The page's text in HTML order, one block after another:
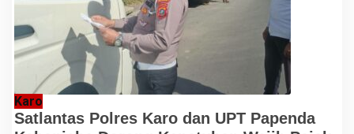
Karo
Satlantas Polres Karo dan UPT Papenda